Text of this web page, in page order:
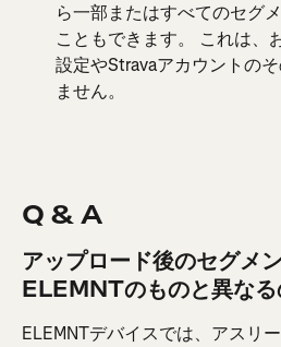
ら一部またはすべてのセグ
こともできます。 これは、
設定やStravaアカウントの
ません。
Q & A
アップロード後のセグメ
ELEMNTのものと異なる
ELEMNTデバイスでは、アスリ